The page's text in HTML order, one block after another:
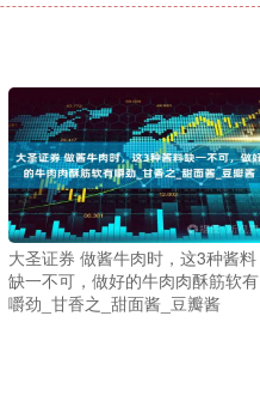
大圣证券 做酱牛肉时，这3种酱料
缺一不可，做好的牛肉肉酥筋软有
嚼劲_甘香之_甜面酱_豆瓣酱